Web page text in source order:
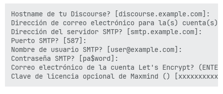
Hostname de tu Discourse? [discourse.example.com]:
Dirección de correo electrónico para la(s) cuenta(s) de
Dirección del servidor SMTP? [smtp.example.com]:
Puerto SMTP? [587]:
Nombre de usuario SMTP? [user@example.com]:
Contraseña SMTP? [pa$word]:
Correo electrónico de la cuenta Let's Encrypt?